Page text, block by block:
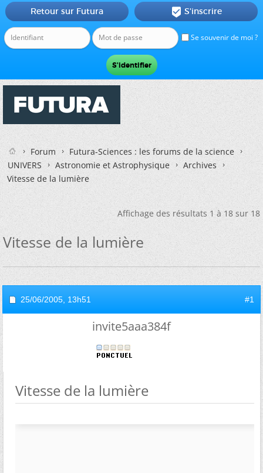
Se souvenir de moi ?
Retour sur Futura  S'inscrire
Forum
Futura-Sciences : les forums de la science
UNIVERS
Astronomie et Astrophysique
Archives
Vitesse de la lumière
Affichage des résultats 1 à 18 sur 18
Vitesse de la lumière
25/06/2005, 13h51 #1
invite5aaa384f
Vitesse de la lumière